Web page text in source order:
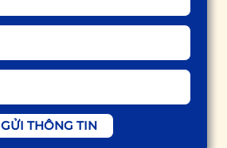
GỬI THÔNG TIN